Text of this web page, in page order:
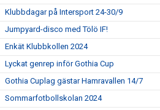
Klubbdagar på Intersport 24-30/9
Jumpyard-disco med Tölö IF!
Enkät Klubbkollen 2024
Lyckat genrep inför Gothia Cup
Gothia Cuplag gästar Hamravallen 14/7
Sommarfotbollskolan 2024